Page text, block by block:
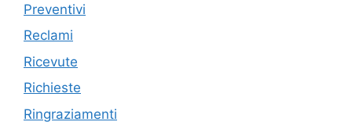
Preventivi
Reclami
Ricevute
Richieste
Ringraziamenti